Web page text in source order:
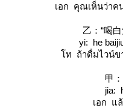
เอก คุณเห็นว่าค
乙：“喝
yi: he
ท ถ้าดื่มไวน์ข
甲
jia:
เอก แ